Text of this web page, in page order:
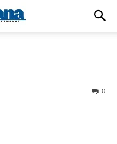
0